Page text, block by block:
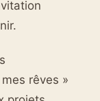
rêves »